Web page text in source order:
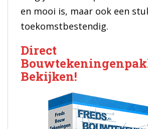
en mooi is, maar ook een
toekomstbestendig.
Direct
Bekijken!